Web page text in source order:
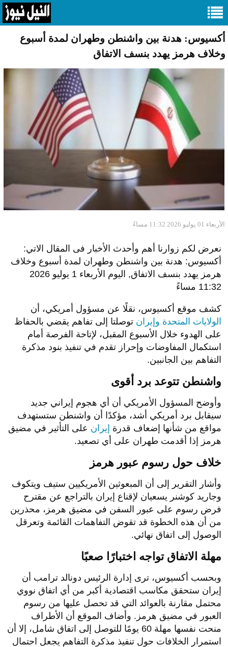
أكسيوس: هدنة بين واشنطن وطهران لمدة أسبوع
وخلاف هرمز يهدد بنسف الاتفاق
الأربعاء 01 يوليو 2026 11:32 مساءً
نعرض لكم زوارنا أهم وأحدث الأخبار فى المقال الاتي:
أكسيوس: هدنة بين واشنطن وطهران لمدة أسبوع وخلاف
هرمز يهدد بنسف الاتفاق, اليوم الأربعاء 1 يوليو 2026
11:32 مساءً
كشف موقع أكسيوس، نقلًا عن مسؤول أمريكي، أن
الولايات المتحدة وإيران توصلتا إلى تفاهم يقضي بالحفاظ
على الهدوء خلال الأسبوع المقبل، لإتاحة الفرصة أمام
استكمال المفاوضات وإحراز تقدم في تنفيذ بنود مذكرة
التفاهم بين الجانبين.
واشنطن تتوعد برد أقوى
وأوضح المسؤول الأمريكي أن أي هجوم إيراني جديد
سيقابل برد أمريكي أشد، مؤكدًا أن واشنطن ستستهدف
مواقع من شأنها إضعاف قدرة إيران على التأثير في مضيق
هرمز إذا أقدمت طهران على أي تصعيد.
خلاف حول رسوم عبور هرمز
وأشار التقرير إلى أن المبعوثين الأمريكيين ستيف ويتكوف
وجاريد كوشنر يسعيان لإقناع إيران بالتراجع عن مقترح
فرض رسوم على عبور السفن في مضيق هرمز، محذرين
من أن هذه الخطوة قد تقوض التفاهمات القائمة وتعرقل
الوصول إلى اتفاق نهائي.
مهلة الاتفاق تواجه اختبارًا صعبًا
وبحسب أكسيوس، ترى إدارة الرئيس دونالد ترامب أن
إيران ستحقق مكاسب اقتصادية أكبر من أي اتفاق نووي
محتمل مقارنة بالعوائد التي قد تحصل عليها من رسوم
العبور في مضيق هرمز. وأضاف الموقع أن الأطراف
منحت نفسها مهلة 60 يومًا للتوصل إلى اتفاق شامل، إلا أن
استمرار الخلافات حول تنفيذ مذكرة التفاهم يجعل احتمال